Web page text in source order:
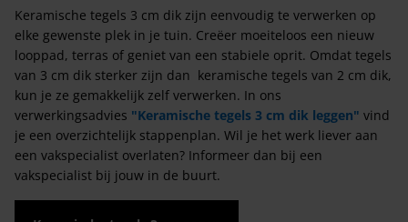
Keramische tegels 3 cm dik zijn eenvoudig te verwerken op
elke gewenste plek in je tuin. Creëer moeiteloos een nieuw
looppad, terras of geniet van een stabiele oprit. Omdat tegels
van 3 cm dik sterker zijn dan keramische tegels van 2 cm dik,
kun je ze gemakkelijk zelf verwerken. In ons
verwerkingsadvies "Keramische tegels 3 cm dik leggen" vind
je een overzichtelijk stappenplan. Wil je het werk liever aan
een vakspecialist overlaten? Informeer dan bij een
vakspecialist bij jouw in de buurt.